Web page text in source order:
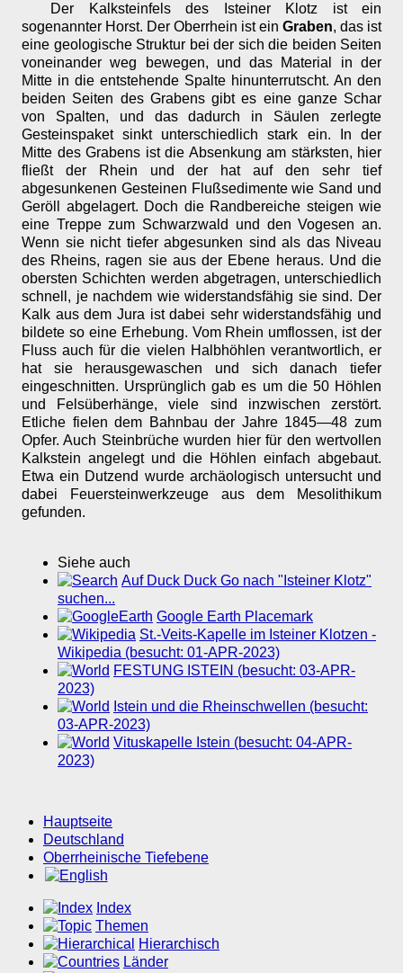
Der Kalksteinfels des Isteiner Klotz ist ein
sogenannter Horst. Der Oberrhein ist ein Graben, das ist
eine geologische Struktur bei der sich die beiden Seiten
voneinander weg bewegen, und das Material in der
Mitte in die entstehende Spalte hinunterrutscht. An den
beiden Seiten des Grabens gibt es eine ganze Schar
von Spalten, und das dadurch in Säulen zerlegte
Gesteinspaket sinkt unterschiedlich stark ein. In der
Mitte des Grabens ist die Absenkung am stärksten, hier
fließt der Rhein und der hat auf den sehr tief
abgesunkenen Gesteinen Flußsedimente wie Sand und
Geröll abgelagert. Doch die Randbereiche steigen wie
eine Treppe zum Schwarzwald und den Vogesen an.
Wenn sie nicht tiefer abgesunken sind als das Niveau
des Rheins, ragen sie aus der Ebene heraus. Und die
obersten Schichten werden abgetragen, unterschiedlich
schnell, je nachdem wie widerstandsfähig sie sind. Der
Kalk aus dem Jura ist dabei sehr widerstandsfähig und
bildete so eine Erhebung. Vom Rhein umflossen, ist der
Fluss auch für die vielen Halbhöhlen verantwortlich, er
hat sie herausgewaschen und sich danach tiefer
eingeschnitten. Ursprünglich gab es um die 50 Höhlen
und Felsüberhänge, viele sind inzwischen zerstört.
Etliche fielen dem Bahnbau der Jahre 1845—48 zum
Opfer. Auch Steinbrüche wurden hier für den wertvollen
Kalkstein angelegt und die Höhlen einfach abgebaut.
Etwa ein Dutzend wurde archäologisch untersucht und
dabei Feuersteinwerkzeuge aus dem Mesolithikum
gefunden.
Siehe auch
Auf Duck Duck Go nach "Isteiner Klotz"
suchen...
Google Earth Placemark
St.-Veits-Kapelle im Isteiner Klotzen -
Wikipedia (besucht: 01-APR-2023)
FESTUNG ISTEIN (besucht: 03-APR-
2023)
Istein und die Rheinschwellen (besucht:
03-APR-2023)
Vituskapelle Istein (besucht: 04-APR-
2023)
Hauptseite
Deutschland
Oberrheinische Tiefebene
Index
Themen
Hierarchisch
Länder